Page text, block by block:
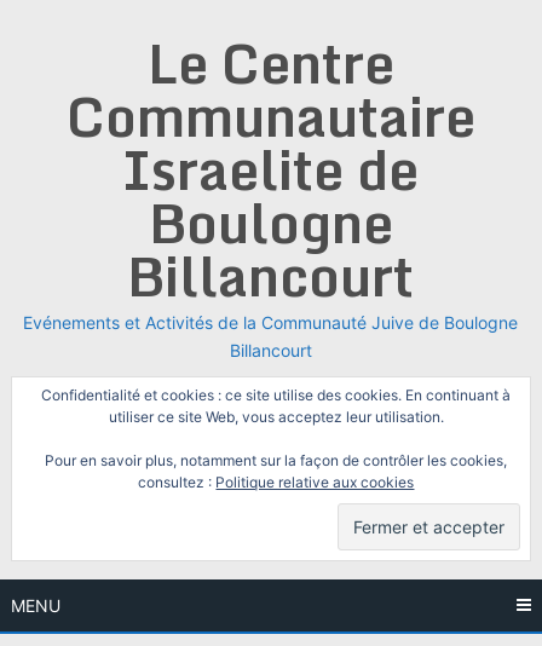
Le Centre
Communautaire
Israelite de
Boulogne
Billancourt
Evénements et Activités de la Communauté Juive de Boulogne
Billancourt
Confidentialité et cookies : ce site utilise des cookies. En continuant à
utiliser ce site Web, vous acceptez leur utilisation.
Pour en savoir plus, notamment sur la façon de contrôler les cookies,
consultez : Politique relative aux cookies
MENU